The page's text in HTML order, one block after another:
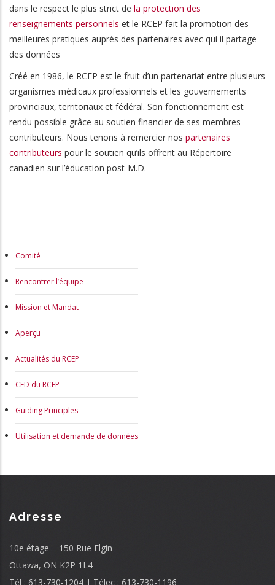
dans le respect le plus strict de la protection des
renseignements personnels et le RCEP fait la promotion des
meilleures pratiques auprès des partenaires avec qui il partage
des données
Créé en 1986, le RCEP est le fruit d’un partenariat entre plusieurs
organismes médicaux professionnels et les gouvernements
provinciaux, territoriaux et fédéral. Son fonctionnement est
rendu possible grâce au soutien financier de ses membres
contributeurs. Nous tenons à remercier nos partenaires
contributeurs pour le soutien qu’ils offrent au Répertoire
canadien sur l’éducation post-M.D.
MAIN
NAVIGATION
Comité
Rencontrer l’équipe
Mission et Mandat
Aperçu
Actualités du RCEP
CED du RCEP
Guiding Principles
Utilisation et demande de données
Adresse
10e étage – 150 Rue Elgin
Ottawa, ON K2P 1L4
Tél : 613-730-1204 | Télec : 613-730-1196